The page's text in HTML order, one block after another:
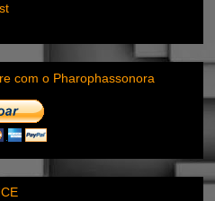
com o Pharophassonora